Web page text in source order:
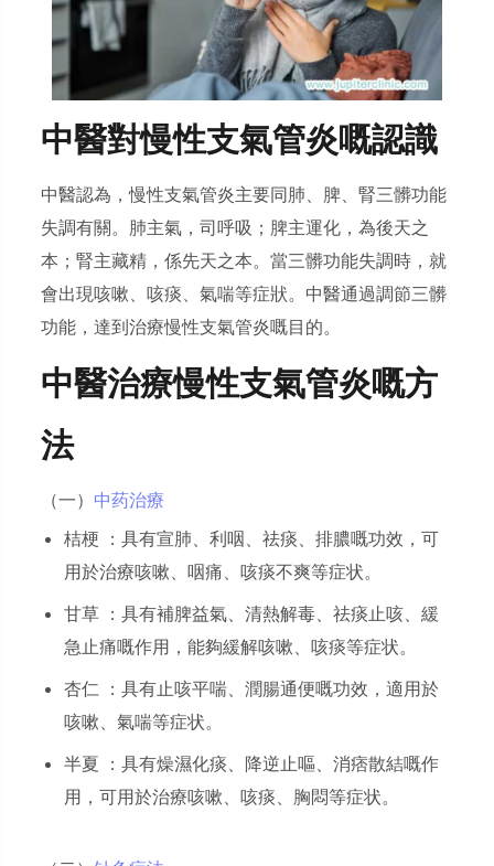
中醫對慢性支氣管炎嘅認識
中醫認為，慢性支氣管炎主要同肺、脾、腎三髒功能
失調有關。肺主氣，司呼吸；脾主運化，為後天之
本；腎主藏精，係先天之本。當三髒功能失調時，就
會出現咳嗽、咳痰、氣喘等症狀。中醫通過調節三髒
功能，達到治療慢性支氣管炎嘅目的。
中醫治療慢性支氣管炎嘅方
法
（一） 中药治療
桔梗 ：具有宣肺、利咽、祛痰、排膿嘅功效，可
用於治療咳嗽、咽痛、咳痰不爽等症状。
甘草 ：具有補脾益氣、清熱解毒、祛痰止咳、緩
急止痛嘅作用，能夠緩解咳嗽、咳痰等症状。
杏仁 ：具有止咳平喘、潤腸通便嘅功效，適用於
咳嗽、氣喘等症状。
半夏 ：具有燥濕化痰、降逆止嘔、消痞散結嘅作
用，可用於治療咳嗽、咳痰、胸悶等症状。